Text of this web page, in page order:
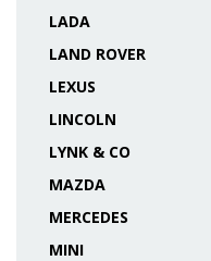
LADA
LAND ROVER
LEXUS
LINCOLN
LYNK & CO
MAZDA
MERCEDES
MINI